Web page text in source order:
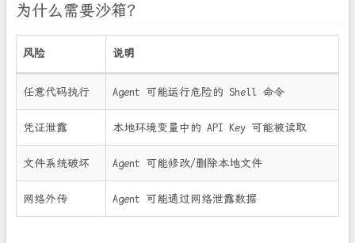
为什么需要沙箱？
风险 说明
任意代码执行 Agent 可能运行危险的 Shell 命令
凭证泄露 本地环境变量中的 API Key 可能被读取
文件系统破坏 Agent 可能修改/删除本地文件
网络外传 Agent 可能通过网络泄露数据